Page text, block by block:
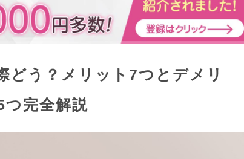
どう？メリット7つとデメリ
つ完全解説